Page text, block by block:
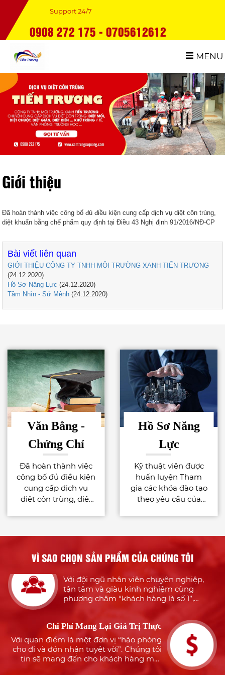
Support 24/7
0908 272 175 - 0705612612
MENU
Giới thiệu
Đã hoàn thành việc công bố đủ điều kiện cung cấp dịch vụ diệt côn trùng,
diệt khuẩn bằng chế phẩm quy định tại Điều 43 Nghị định 91/2016/NĐ-CP
Bài viết liên quan
GIỚI THIỆU CÔNG TY TNHH MÔI TRƯỜNG XANH TIẾN TRƯƠNG
(24.12.2020)
Hồ Sơ Năng Lực (24.12.2020)
Tầm Nhìn - Sứ Mệnh (24.12.2020)
Văn Bằng -
Chứng Chỉ
Đã hoàn thành việc
công bố đủ điều kiện
cung cấp dịch vụ
diệt côn trùng, diệt
Hồ Sơ Năng
Lực
Kỹ thuật viên được
huấn luyện Tham
gia các khóa đào tạo
theo yêu cầu của
Pest Management
for the Food Industry
– AIB International. -
Authorised Installer
Certificate for Xterm
(Termite bait system)
– Sumitomo
Chemical Nhận thức
được nguồn nhân
lực là tài sản quý giá
của công ty, vì thế
Cty TNHH Môi
VÌ SAO CHỌN SẢN PHẨM CỦA CHÚNG TÔI
Nhiều Năm Kinh Nghiệm
Với đội ngũ nhiều năm kinh nghiệm
Tận Tâm Với Khách Hàng
tận tâm và giàu kinh nghiệm cùng
phương châm “khách hàng là số 1”,
chúng tôi sẽ mang đến cho khách hàng
Chi Phí Mang Lại Giá Trị Thực
Với quan điểm là một đơn vị “hào phóng
cho đi và đón nhận tuyệt vời”. Chúng tôi
tin sẽ mang đến cho khách hàng một
dịch vụ tuyệt hảo nhưng đảm bảo tiết
kiệm tối đa